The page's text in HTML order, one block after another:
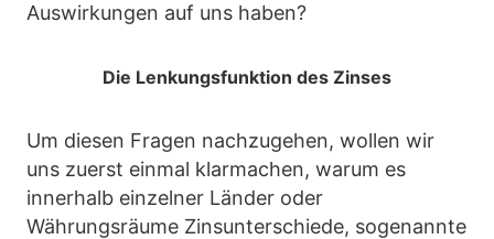
Auswirkungen auf uns haben?
Die Lenkungsfunktion des Zinses
Um diesen Fragen nachzugehen, wollen wir
uns zuerst einmal klarmachen, warum es
innerhalb einzelner Länder oder
Währungsräume Zinsunterschiede, sogenannte